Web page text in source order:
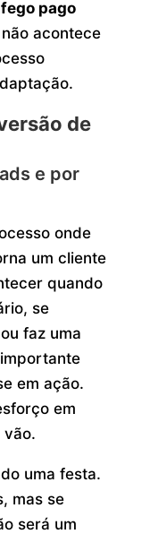
pago
não acontece
de
e por
onde
um cliente
quando
se
faz uma
em ação.
em
uma festa.
mas se
será um